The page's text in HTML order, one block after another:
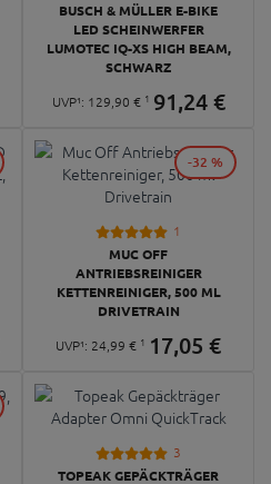
BUSCH & MÜLLER E-BIKE
LED SCHEINWERFER
LUMOTEC IQ-XS HIGH BEAM,
SCHWARZ
UVP¹: 129, 90 € 1 91,24 €
1
MUC OFF
ANTRIEBSREINIGER
KETTENREINIGER, 500 ML
DRIVETRAIN
UVP¹: 24, 99 € 1 17,05 €
-32 %
3
TOPEAK GEPÄCKTRÄGER